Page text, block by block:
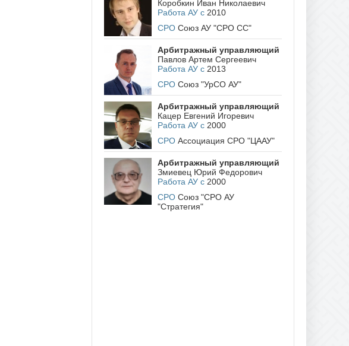
Коробкин Иван Николаевич
Работа АУ с 2010
СРО Союз АУ "СРО СС"
Арбитражный управляющий
Павлов Артем Сергеевич
Работа АУ с 2013
СРО Союз "УрСО АУ"
Арбитражный управляющий
Кацер Евгений Игоревич
Работа АУ с 2000
СРО Ассоциация СРО "ЦААУ"
Арбитражный управляющий
Змиевец Юрий Федорович
Работа АУ с 2000
СРО Союз "СРО АУ
"Стратегия"